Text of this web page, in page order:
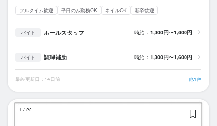
フルタイム歓迎 平日のみ勤務OK ネイルOK 新卒歓迎
バイト ホールスタッフ 時給： 1,300円〜1,600円
バイト 調理補助 時給： 1,300円〜1,600円
最終更新日：14日前 他1件
1 / 22